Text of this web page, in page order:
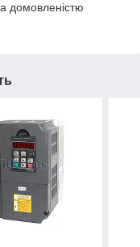
домовленістю